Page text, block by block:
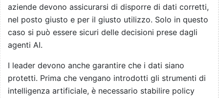
aziende devono assicurarsi di disporre di dati corretti,
nel posto giusto e per il giusto utilizzo. Solo in questo
caso si può essere sicuri delle decisioni prese dagli
agenti AI.
I leader devono anche garantire che i dati siano
protetti. Prima che vengano introdotti gli strumenti di
intelligenza artificiale, è necessario stabilire policy